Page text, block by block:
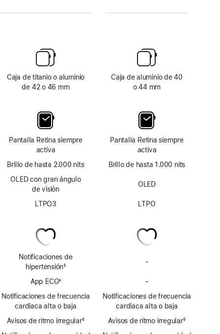
Caja de titanio o aluminio
de 42 o 46 mm
Pantalla Retina siempre
activa
Brillo de hasta 2.000 nits
OLED con gran ángulo
de visión
LTPO3
Notificaciones de
hipertensión
pie
3
App ECG
a
pie
de
4
Notificaciones de frecuencia
cardiaca alta o baja
Avisos de ritmo irregular5
Caja de aluminio de 40
o 44 mm
Pantalla Retina siempre
activa
Brillo de hasta 1.000 nits
OLED
LTPO
-
posible
hipertensión
-
la
app
ECG
Notificaciones de frecuencia
cardiaca alta o baja
Avisos de ritmo irregular5